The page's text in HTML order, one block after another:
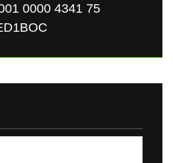
0000 4341 75